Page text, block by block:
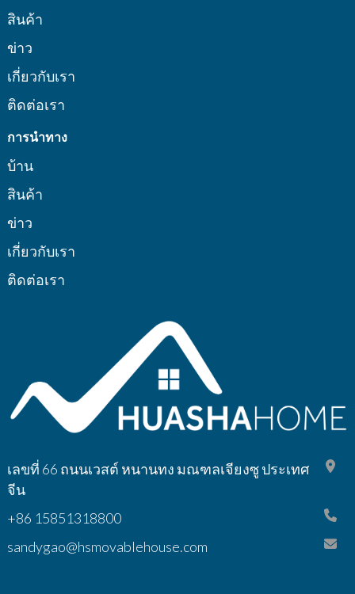
สินค้า
ข่าว
เกี่ยวกับเรา
ติดต่อเรา
การนำทาง
บ้าน
สินค้า
ข่าว
เกี่ยวกับเรา
ติดต่อเรา
เลขที่ 66 ถนนเวสต์ หนานทง มณฑลเจียงซู ประเทศ
จีน
+86 15851318800
sandygao@hsmovablehouse.com